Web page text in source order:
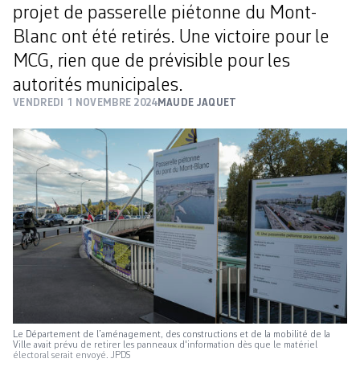
projet de passerelle piétonne du Mont-
Blanc ont été retirés. Une victoire pour le
MCG, rien que de prévisible pour les
autorités municipales.
VENDREDI 1 NOVEMBRE 2024MAUDE JAQUET
Le Département de l’aménagement, des constructions et de la mobilité de la
Ville avait prévu de retirer les panneaux d'information dès que le matériel
électoral serait envoyé. JPDS